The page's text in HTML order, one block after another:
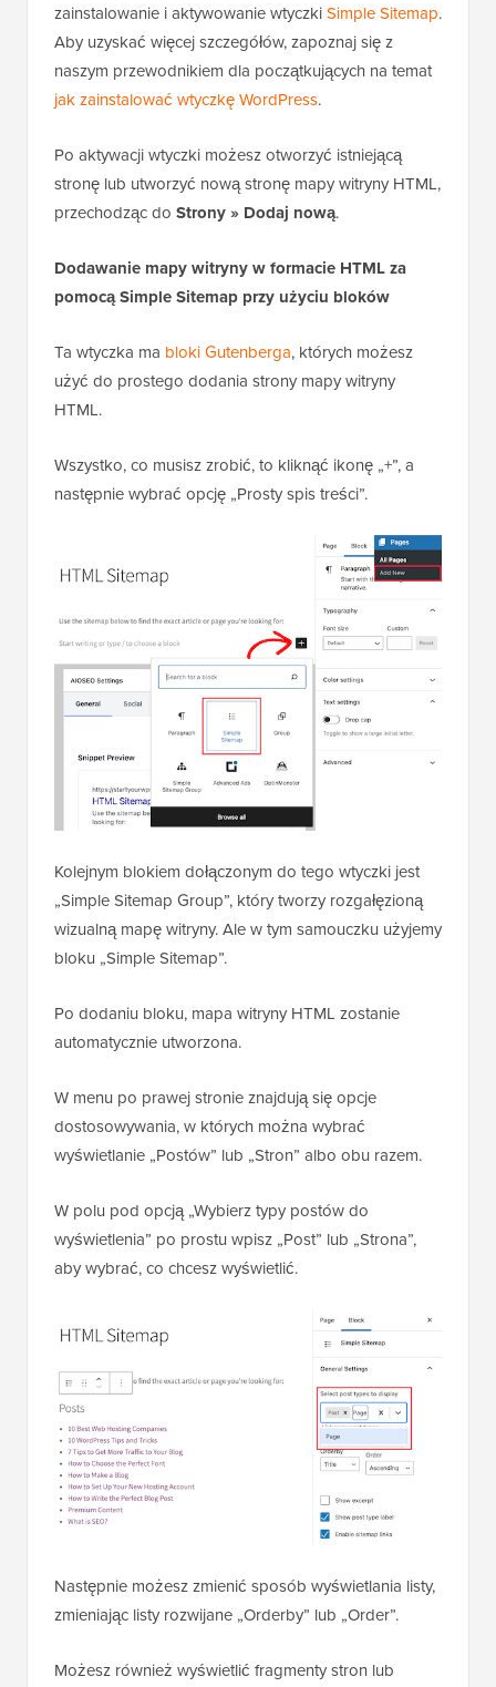
zainstalowanie i aktywowanie wtyczkiSimple Sitemap.
Aby uzyskać więcej szczegółów, zapoznaj się z
naszym przewodnikiem dla początkujących na temat
jak zainstalować wtyczkę WordPress.
Po aktywacji wtyczki możesz otworzyć istniejącą
stronę lub utworzyć nową stronę mapy witryny HTML,
przechodząc do Strony » Dodaj nową.
Dodawanie mapy witryny w formacie HTML za
pomocą Simple Sitemap przy użyciu bloków
Ta wtyczka ma bloki Gutenberga, których możesz
użyć do prostego dodania strony mapy witryny
HTML.
Wszystko, co musisz zrobić, to kliknąć ikonę „+”, a
następnie wybrać opcję „Prosty spis treści”.
Kolejnym blokiem dołączonym do tego wtyczki jest
„Simple Sitemap Group”, który tworzy rozgałęzioną
wizualną mapę witryny. Ale w tym samouczku użyjemy
bloku „Simple Sitemap”.
Po dodaniu bloku, mapa witryny HTML zostanie
automatycznie utworzona.
W menu po prawej stronie znajdują się opcje
dostosowywania, w których można wybrać
wyświetlanie „Postów” lub „Stron” albo obu razem.
W polu pod opcją „Wybierz typy postów do
wyświetlenia” po prostu wpisz „Post” lub „Strona”,
aby wybrać, co chcesz wyświetlić.
Następnie możesz zmienić sposób wyświetlania listy,
zmieniając listy rozwijane „Orderby” lub „Order”.
Możesz również wyświetlić fragmenty stron lub